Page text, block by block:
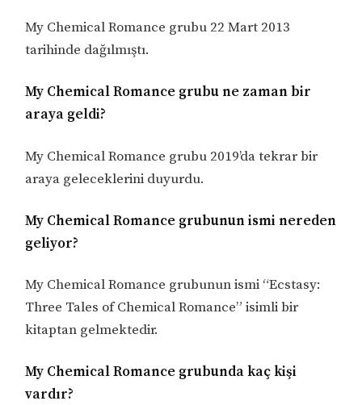
My Chemical Romance grubu 22 Mart 2013
tarihinde dağılmıştı.
My Chemical Romance grubu ne zaman bir
araya geldi?
My Chemical Romance grubu 2019’da tekrar bir
araya geleceklerini duyurdu.
My Chemical Romance grubunun ismi nereden
geliyor?
My Chemical Romance grubunun ismi “Ecstasy:
Three Tales of Chemical Romance” isimli bir
kitaptan gelmektedir.
My Chemical Romance grubunda kaç kişi
vardır?